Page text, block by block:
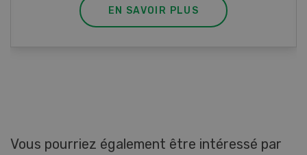
EN SAVOIR PLUS
Vous pourriez également être intéressé par